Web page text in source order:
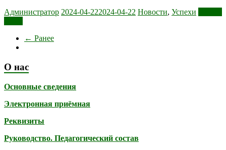
Администратор 2024-04-222024-04-22 Новости, Успехи
← Ранее
О нас
Основные сведения
Электронная приёмная
Реквизиты
Руководство. Педагогический состав